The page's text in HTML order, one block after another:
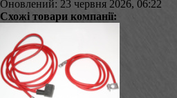
Оновлений: 23 червня 2026, 06:22
Схожі товари компанії: